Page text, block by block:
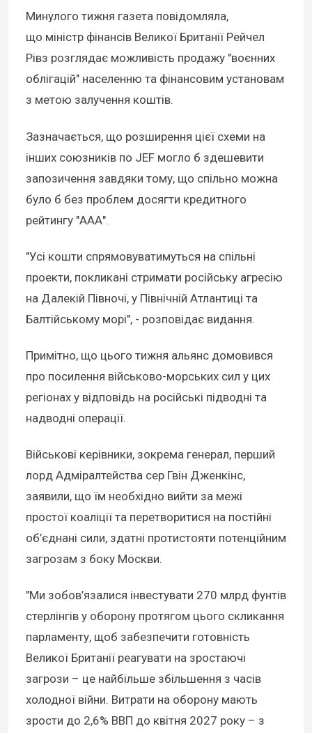
Минулого тижня газета повідомляла,
що міністр фінансів Великої Британії Рейчел
Рівз розглядає можливість продажу "воєнних
облігацій" населенню та фінансовим установам
з метою залучення коштів.
Зазначається, що розширення цієї схеми на
інших союзників по JEF могло б здешевити
запозичення завдяки тому, що спільно можна
було б без проблем досягти кредитного
рейтингу "ААА".
"Усі кошти спрямовуватимуться на спільні
проекти, покликані стримати російську агресію
на Далекій Півночі, у Північній Атлантиці та
Балтійському морі", - розповідає видання.
Примітно, що цього тижня альянс домовився
про посилення військово-морських сил у цих
регіонах у відповідь на російські підводні та
надводні операції.
Військові керівники, зокрема генерал, перший
лорд Адміралтейства сер Гвін Дженкінс,
заявили, що їм необхідно вийти за межі
простої коаліції та перетворитися на постійні
об’єднані сили, здатні протистояти потенційним
загрозам з боку Москви.
"Ми зобов’язалися інвестувати 270 млрд фунтів
стерлінгів у оборону протягом цього скликання
парламенту, щоб забезпечити готовність
Великої Британії реагувати на зростаючі
загрози – це найбільше збільшення з часів
холодної війни. Витрати на оборону мають
зрости до 2,6% ВВП до квітня 2027 року – з